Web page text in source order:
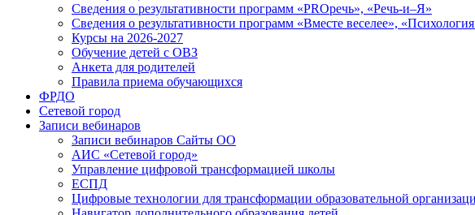
Сведения о результативности программ «PROречь», «Речь-и–Я»
Сведения о результативности программ «Вместе веселее»,
Курсы на 2026-2027
Обучение детей с ОВЗ
Анкета для родителей
Правила приема обучающихся
ФРДО
Сетевой город
Записи вебинаров
Записи вебинаров Сайты ОО
АИС «Сетевой город»
Управление цифровой трансформацией школы
ЕСПД
Цифровые технологии для трансформации образовательной